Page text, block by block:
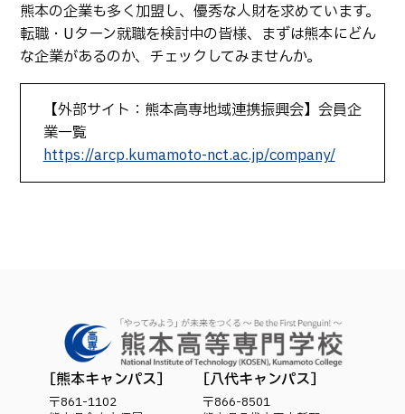
熊本の企業も多く加盟し、優秀な人財を求めています。
転職・Uターン就職を検討中の皆様、まずは熊本にどん
な企業があるのか、チェックしてみませんか。
【外部サイト：熊本高専地域連携振興会】会員企
業一覧
https://arcp.kumamoto-nct.ac.jp/company/
熊本キャンパス
〒861-1102
八代キャンパス
〒866-8501